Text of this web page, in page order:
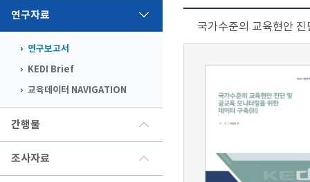
연구자료
연구보고서
KEDI Brief
교육데이터 NAVIGATION
간행물
조사자료
국가수준의 교육현안